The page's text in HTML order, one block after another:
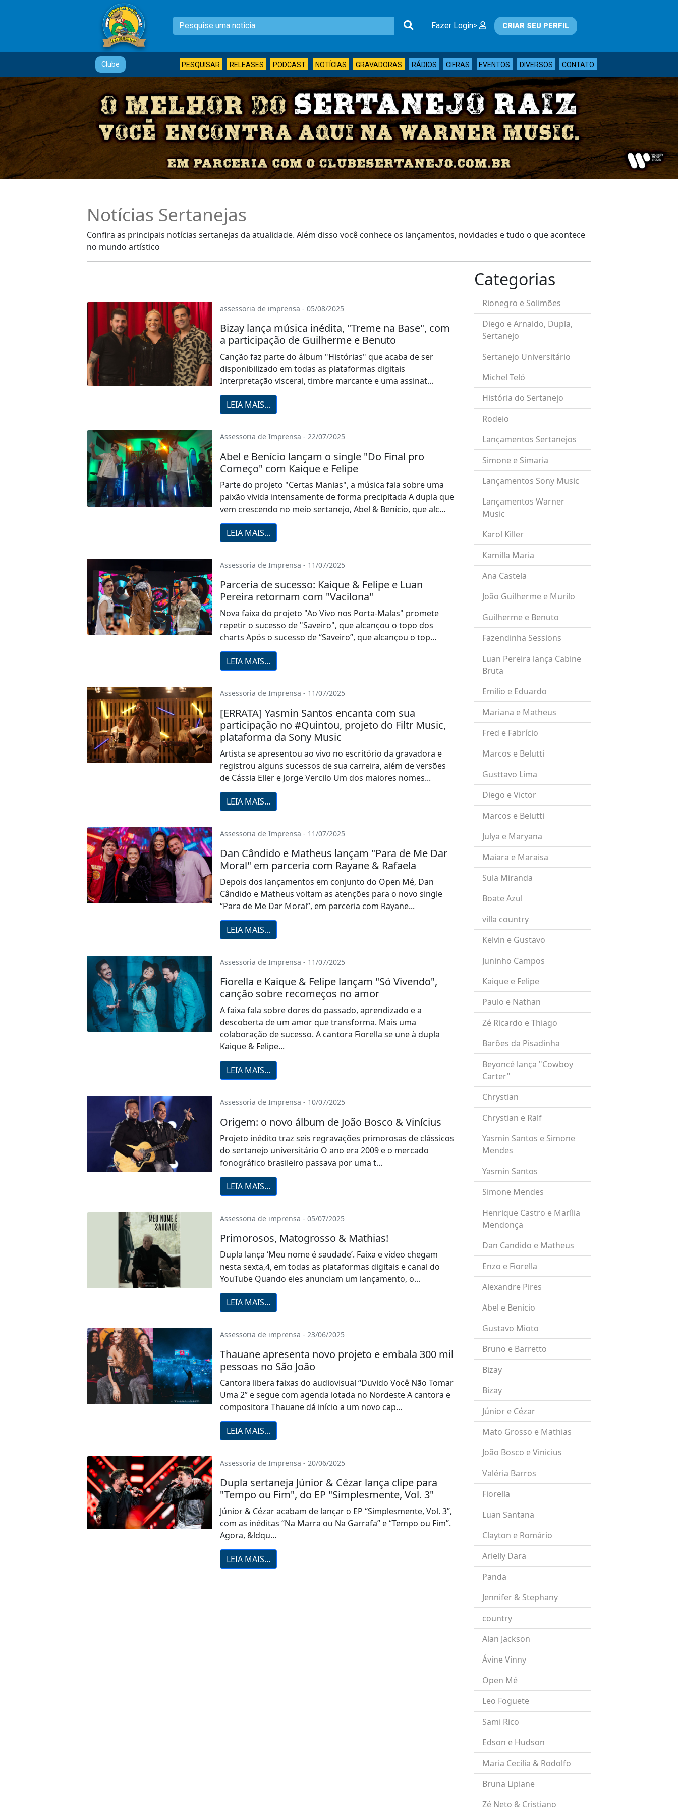
Fazer Login> CRIAR SEU PERFIL
Clube PESQUISAR RELEASES PODCAST NOTÍCIAS GRAVADORAS RÁDIOS CIFRAS EVENTOS DIVERSOS CONTATO
Notícias Sertanejas
Confira as principais notícias sertanejas da atualidade. Além disso você conhece os lançamentos, novidades e tudo o que acontece
no mundo artístico
assessoria de imprensa - 05/08/2025
Bizay lança música inédita, "Treme na Base", com
a participação de Guilherme e Benuto
Canção faz parte do álbum "Histórias" que acaba de ser
disponibilizado em todas as plataformas digitais
Interpretação visceral, timbre marcante e uma assinat...
LEIA MAIS...
Assessoria de Imprensa - 22/07/2025
Abel e Benício lançam o single "Do Final pro
Começo" com Kaique e Felipe
Parte do projeto "Certas Manias", a música fala sobre uma
paixão vivida intensamente de forma precipitada A dupla que
vem crescendo no meio sertanejo, Abel & Benício, que alc...
LEIA MAIS...
Assessoria de Imprensa - 11/07/2025
Parceria de sucesso: Kaique & Felipe e Luan
Pereira retornam com "Vacilona"
Nova faixa do projeto "Ao Vivo nos Porta-Malas" promete
repetir o sucesso de "Saveiro", que alcançou o topo dos
charts Após o sucesso de “Saveiro”, que alcançou o top...
LEIA MAIS...
Assessoria de Imprensa - 11/07/2025
[ERRATA] Yasmin Santos encanta com sua
participação no #Quintou, projeto do Filtr Music,
plataforma da Sony Music
Artista se apresentou ao vivo no escritório da gravadora e
registrou alguns sucessos de sua carreira, além de versões
de Cássia Eller e Jorge Vercilo Um dos maiores nomes...
LEIA MAIS...
Assessoria de Imprensa - 11/07/2025
Dan Cândido e Matheus lançam "Para de Me Dar
Moral" em parceria com Rayane & Rafaela
Depois dos lançamentos em conjunto do Open Mé, Dan
Cândido e Matheus voltam as atenções para o novo single
“Para de Me Dar Moral”, em parceria com Rayane...
LEIA MAIS...
Assessoria de Imprensa - 11/07/2025
Fiorella e Kaique & Felipe lançam "Só Vivendo",
canção sobre recomeços no amor
A faixa fala sobre dores do passado, aprendizado e a
descoberta de um amor que transforma. Mais uma
colaboração de sucesso. A cantora Fiorella se une à dupla
Kaique & Felipe...
LEIA MAIS...
Assessoria de Imprensa - 10/07/2025
Origem: o novo álbum de João Bosco & Vinícius
Projeto inédito traz seis regravações primorosas de clássicos
do sertanejo universitário O ano era 2009 e o mercado
fonográfico brasileiro passava por uma t...
LEIA MAIS...
Assessoria de imprensa - 05/07/2025
Primorosos, Matogrosso & Mathias!
Dupla lança ‘Meu nome é saudade’. Faixa e vídeo chegam
nesta sexta,4, em todas as plataformas digitais e canal do
YouTube Quando eles anunciam um lançamento, o...
LEIA MAIS...
Assessoria de imprensa - 23/06/2025
Thauane apresenta novo projeto e embala 300 mil
pessoas no São João
Cantora libera faixas do audiovisual “Duvido Você Não Tomar
Uma 2” e segue com agenda lotada no Nordeste A cantora e
compositora Thauane dá início a um novo cap...
LEIA MAIS...
Assessoria de Imprensa - 20/06/2025
Dupla sertaneja Júnior & Cézar lança clipe para
"Tempo ou Fim", do EP "Simplesmente, Vol. 3"
Júnior & Cézar acabam de lançar o EP “Simplesmente, Vol. 3”,
com as inéditas “Na Marra ou Na Garrafa” e “Tempo ou Fim”.
Agora, &ldqu...
LEIA MAIS...
Categorias
Rionegro e Solimões
Diego e Arnaldo, Dupla,
Sertanejo
Sertanejo Universitário
Michel Teló
História do Sertanejo
Rodeio
Lançamentos Sertanejos
Simone e Simaria
Lançamentos Sony Music
Lançamentos Warner
Music
Karol Killer
Kamilla Maria
Ana Castela
João Guilherme e Murilo
Guilherme e Benuto
Fazendinha Sessions
Luan Pereira lança Cabine
Bruta
Emilio e Eduardo
Mariana e Matheus
Fred e Fabrício
Marcos e Belutti
Gusttavo Lima
Diego e Victor
Marcos e Belutti
Julya e Maryana
Maiara e Maraisa
Sula Miranda
Boate Azul
villa country
Kelvin e Gustavo
Juninho Campos
Kaique e Felipe
Paulo e Nathan
Zé Ricardo e Thiago
Barões da Pisadinha
Beyoncé lança "Cowboy
Carter"
Chrystian
Chrystian e Ralf
Yasmin Santos e Simone
Mendes
Yasmin Santos
Simone Mendes
Henrique Castro e Marília
Mendonça
Dan Candido e Matheus
Enzo e Fiorella
Alexandre Pires
Abel e Benicio
Gustavo Mioto
Bruno e Barretto
Bizay
Bizay
Júnior e Cézar
Mato Grosso e Mathias
João Bosco e Vinicius
Valéria Barros
Fiorella
Luan Santana
Clayton e Romário
Arielly Dara
Panda
Jennifer & Stephany
country
Alan Jackson
Ávine Vinny
Open Mé
Leo Foguete
Sami Rico
Edson e Hudson
Maria Cecilia & Rodolfo
Bruna Lipiane
Zé Neto & Cristiano